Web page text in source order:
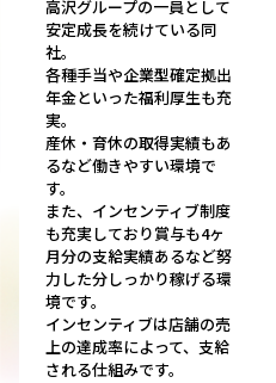
高沢グループの一員として
安定成長を続けている同
社。
各種手当や企業型確定拠出
年金といった福利厚生も充
実。
産休・育休の取得実績もあ
るなど働きやすい環境で
す。
また、インセンティブ制度
も充実しており賞与も4ヶ
月分の支給実績あるなど努
力した分しっかり稼げる環
境です。
インセンティブは店舗の売
上の達成率によって、支給
される仕組みです。